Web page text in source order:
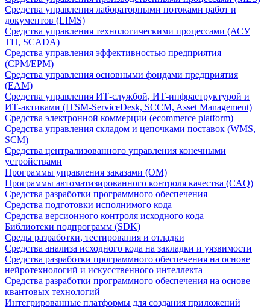
Средства управления лабораторными потоками работ и
документов (LIMS)
Средства управления технологическими процессами (АСУ
ТП, SCADA)
Средства управления эффективностью предприятия
(CPM/EPM)
Средства управления основными фондами предприятия
(EAM)
Средства управления ИТ-службой, ИТ-инфраструктурой и
ИТ-активами (ITSM-ServiceDesk, SCCM, Asset Management)
Средства электронной коммерции (ecommerce platform)
Средства управления складом и цепочками поставок (WMS,
SCM)
Средства централизованного управления конечными
устройствами
Программы управления заказами (OM)
Программы автоматизированного контроля качества (CAQ)
Средства разработки программного обеспечения
Средства подготовки исполнимого кода
Средства версионного контроля исходного кода
Библиотеки подпрограмм (SDK)
Среды разработки, тестирования и отладки
Средства анализа исходного кода на закладки и уязвимости
Средства разработки программного обеспечения на основе
нейротехнологий и искусственного интеллекта
Средства разработки программного обеспечения на основе
квантовых технологий
Интегрированные платформы для создания приложений